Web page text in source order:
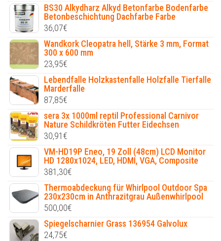
BS30 Alkydharz Alkyd Betonfarbe Bodenfarbe
Betonbeschichtung Dachfarbe Farbe
36,07€
Wandkork Cleopatra hell, Stärke 3 mm, Format
300 x 600 mm
23,95€
Lebendfalle Holzkastenfalle Holzfalle Tierfalle
Marderfalle
87,85€
sera 3x 1000ml reptil Professional Carnivor
Nature Schildkröten Futter Eidechsen
30,91€
VM-HD19P Eneo, 19 Zoll (48cm) LCD Monitor
HD 1280x1024, LED, HDMI, VGA, Composite
381,30€
Thermoabdeckung für Whirlpool Outdoor Spa
230x230cm in Anthrazitgrau Außenwhirlpool
500,00€
Spiegelscharnier Grass 136954 Galvolux
24,75€